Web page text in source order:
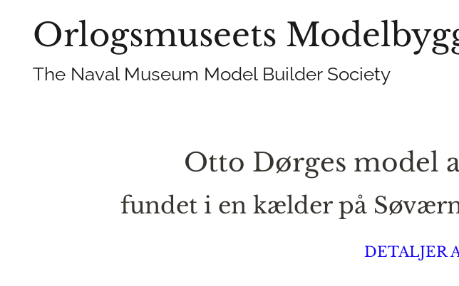
Orlogsmuseets
The Naval Museum Model Builder Society
Otto Dørges model
fundet i en kælder på
DETALJER